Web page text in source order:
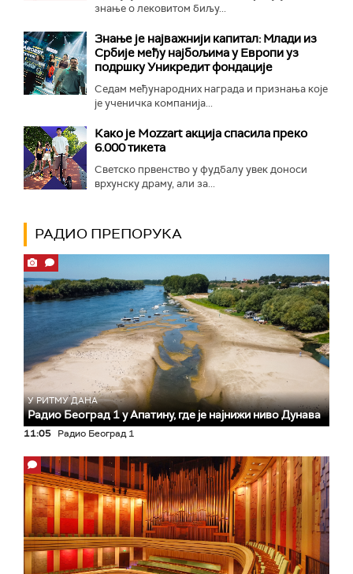
знање о лековитом биљу...
Знање је најважнији капитал: Млади из
Србије међу најбољима у Европи уз
подршку Уникредит фондације
Седам међународних награда и признања које
је ученичка компанија...
Како је Mozzart акција спасила преко
6.000 тикета
Светско првенство у фудбалу увек доноси
врхунску драму, али за...
РАДИО ПРЕПОРУКА
У РИТМУ ДАНА
Радио Београд 1 у Апатину, где је најнижи ниво Дунава
11:05 Радио Београд 1